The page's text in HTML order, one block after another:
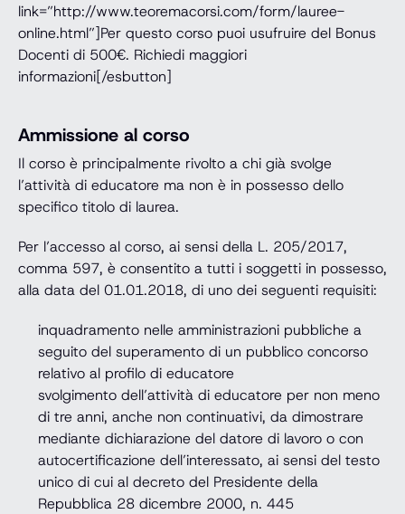
link=”http://www.teoremacorsi.com/form/lauree-
online.html”]Per questo corso puoi usufruire del Bonus
Docenti di 500€. Richiedi maggiori
informazioni[/esbutton]
Ammissione al corso
Il corso è principalmente rivolto a chi già svolge
l’attività di educatore ma non è in possesso dello
specifico titolo di laurea.
Per l’accesso al corso, ai sensi della L. 205/2017,
comma 597, è consentito a tutti i soggetti in possesso,
alla data del 01.01.2018, di uno dei seguenti requisiti:
inquadramento nelle amministrazioni pubbliche a
seguito del superamento di un pubblico concorso
relativo al profilo di educatore
svolgimento dell’attività di educatore per non meno
di tre anni, anche non continuativi, da dimostrare
mediante dichiarazione del datore di lavoro o con
autocertificazione dell’interessato, ai sensi del testo
unico di cui al decreto del Presidente della
Repubblica 28 dicembre 2000, n. 445